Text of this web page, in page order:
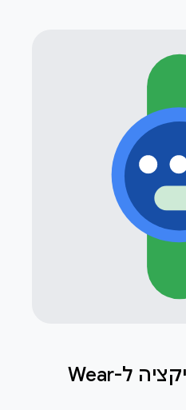
הרחבת האפליקציה ל-Wear